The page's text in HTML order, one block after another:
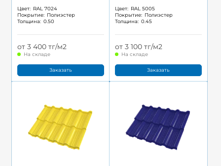
Цвет: RAL 7024
Покрытие: Полиэстер
Толщина: 0.50
от 3 400 тг/м2
На складе
Заказать
Цвет: RAL 5005
Покрытие: Полиэстер
Толщина: 0.45
от 3 100 тг/м2
На складе
Заказать